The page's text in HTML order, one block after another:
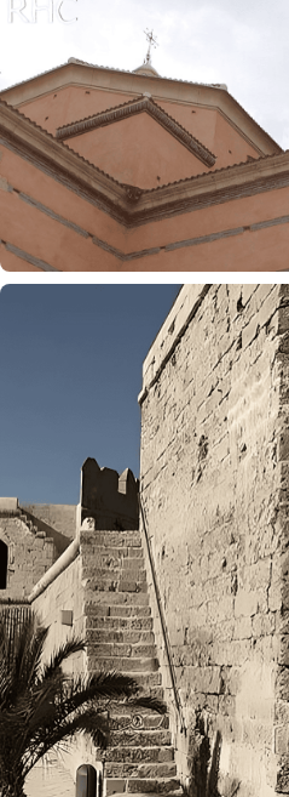
Edificio de la
Iglesia de